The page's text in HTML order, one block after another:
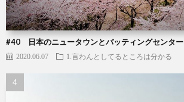
#40 日本のニュータウンとバッティングセンター
2020.06.07 1.言わんとしてるところは分かる